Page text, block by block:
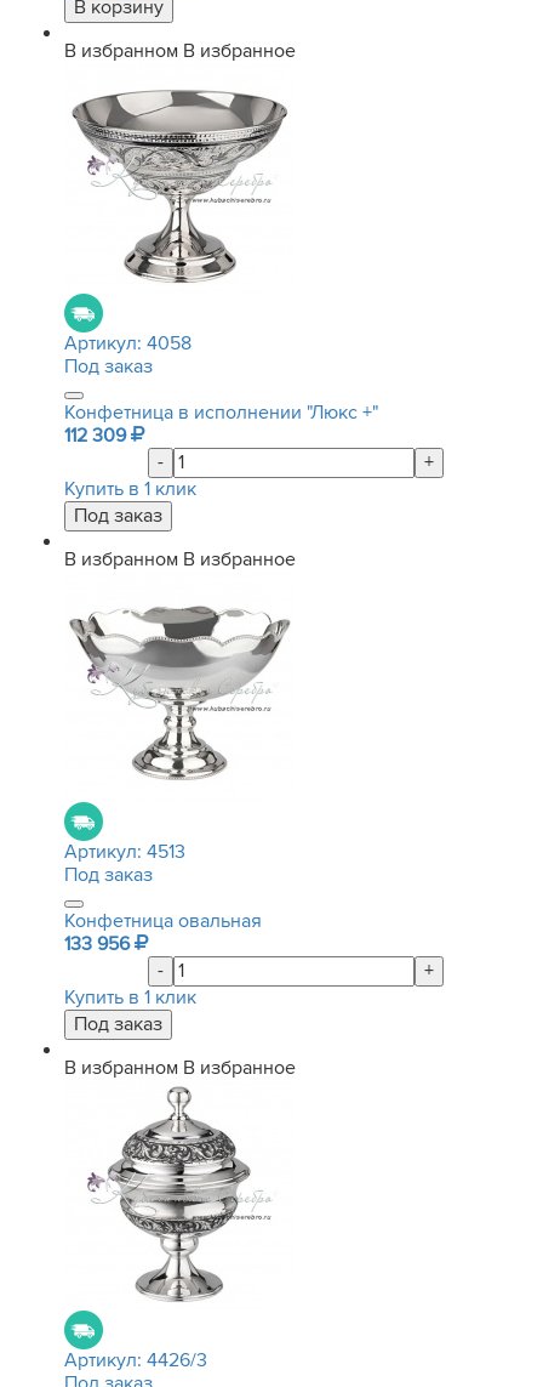
В избранном В избранное
Артикул: 4058
Под заказ
Конфетница в исполнении "Люкс +"
112 309
-
+
Купить в 1 клик
В избранном В избранное
Артикул: 4513
Под заказ
Конфетница овальная
133 956
-
+
Купить в 1 клик
В избранном В избранное
Артикул: 4426/3